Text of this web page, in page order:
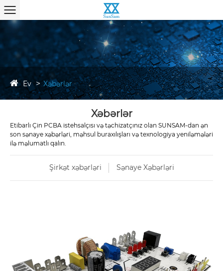
Ev Xəbərlər
Xəbərlər
Etibarlı Çin PCBA istehsalçısı və təchizatçınız olan SUNSAM-dan ən
son sənaye xəbərləri, məhsul buraxılışları və texnologiya yeniləmələri
ilə məlumatlı qalın.
Şirkət xəbərləri Sənaye Xəbərləri